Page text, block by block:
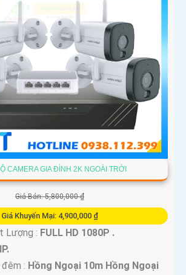
CAMERA GIA ĐÌNH 2K NGOÀI TRỜI
Giá Bán: 5,800,000 ₫
Giá Khuyến Mại: 4,900,000 ₫
Lượng : FULL HD 1080P .
IP.
: Hồng Ngoại 10m Hồng Ngoại